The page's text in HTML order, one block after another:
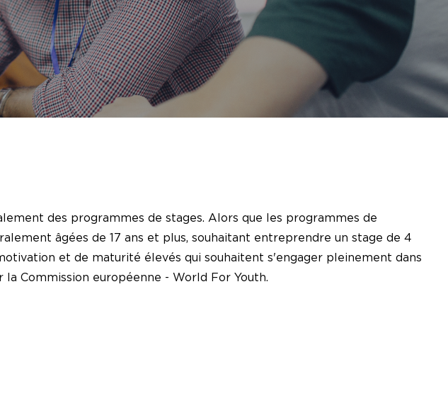
des programmes de stages. Alors que les programmes de
âgées de 17 ans et plus, souhaitant entreprendre un stage de 4
et de maturité élevés qui souhaitent s'engager pleinement dans
Commission européenne - World For Youth.